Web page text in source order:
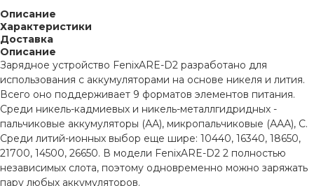
Описание
Характеристики
Доставка
Описание
Зарядное устройство FenixARE-D2 разработано для
использования с аккумуляторами на основе никеля и лития.
Всего оно поддерживает 9 форматов элементов питания.
Среди никель-кадмиевых и никель-металлгидридных -
пальчиковые аккумуляторы (АА), микропальчиковые (ААА), С.
Среди литий-ионных выбор еще шире: 10440, 16340, 18650,
21700, 14500, 26650. В модели FenixARE-D2 2 полностью
независимых слота, поэтому одновременно можно заряжать
пару любых аккумуляторов.